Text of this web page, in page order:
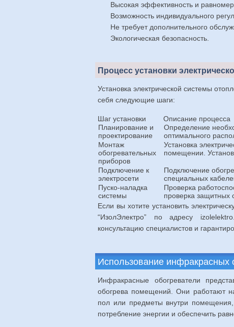
Высокая эффективность и
Возможность индивидуального
Не требует дополнительного
Экологическая безопасность.
Процесс установки
Установка электрической системы
себя следующие шаги:
Шаг установки
Описание процесса
Планирование и
проектирование
Определение
оптимального
Монтаж
обогревательных
приборов
Установка
помещении.
Подключение к
электросети
Подключение
специальных
Пуско-наладка
системы
Проверка
проверка защитных
Если вы хотите установить
“ИзолЭлектро” по адресу
консультацию специалистов и
Использование инфракрасных
Инфракрасные обогреватели
обогрева помещений. Они работают
пол или предметы внутри помещения,
потребление энергии и обеспечить